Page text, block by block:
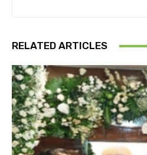
RELATED ARTICLES